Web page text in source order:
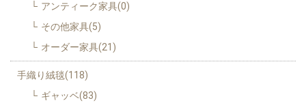
アンティーク家具(0)
その他家具(5)
オーダー家具(21)
手織り絨毯(118)
ギャッベ(83)